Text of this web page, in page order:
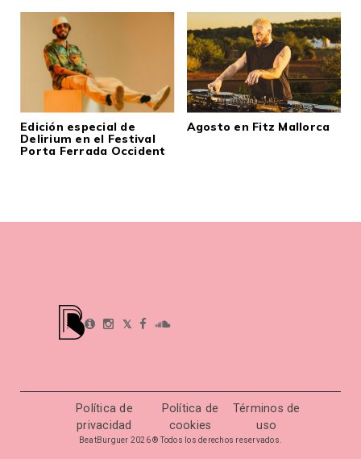
Edición especial de
Delirium en el Festival
Porta Ferrada Occident
Agosto en Fitz Mallorca
𝕏
Política de
privacidad
Política de
cookies
Términos de
uso
BeatBurguer 2026 ® Todos los derechos reservados.